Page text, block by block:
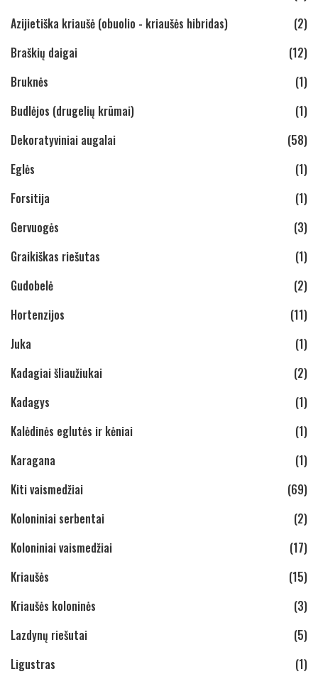
Azijietiška kriaušė (obuolio - kriaušės hibridas)
(2)
Braškių daigai
(12)
Bruknės
(1)
Budlėjos (drugelių krūmai)
(1)
Dekoratyviniai augalai
(58)
Eglės
(1)
Forsitija
(1)
Gervuogės
(3)
Graikiškas riešutas
(1)
Gudobelė
(2)
Hortenzijos
(11)
Juka
(1)
Kadagiai šliaužiukai
(2)
Kadagys
(1)
Kalėdinės eglutės ir kėniai
(1)
Karagana
(1)
Kiti vaismedžiai
(69)
Koloniniai serbentai
(2)
Koloniniai vaismedžiai
(17)
Kriaušės
(15)
Kriaušės koloninės
(3)
Lazdynų riešutai
(5)
Ligustras
(1)